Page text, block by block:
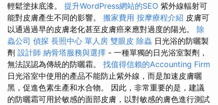
輕鬆塗抹底漆。 提升WordPress網站的SEO 紫外線輻射可
能對皮膚產生不同的影響。 搬家費用 按摩療程介紹 皮膚可
以通過過早的皮膚老化甚至皮膚癌來應對過度的陽光。 除
蟲公司 偵探 長照中心 單人房 雙眼皮 除蟲 日光浴的防曬製
劑 設計師 納骨塔服務與選擇 - 一種單獨的日光浴室製劑，
無法誤認為傳統的防曬霜。 找值得信賴的Accounting Firm
日光浴室中使用的產品不能防止紫外線，而是加速皮膚曬
黑，促進色素生產和水合物。 因此，非常重要的是，建議
的防曬霜可用於敏感的面部皮膚，以對敏感的膚色進行測試